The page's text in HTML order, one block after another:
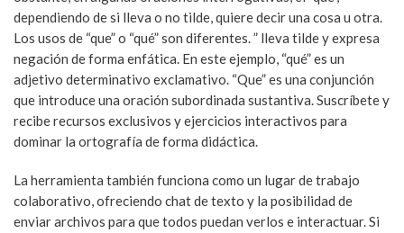
dependiendo de si lleva o no tilde, quiere decir una cosa u otra.
Los usos de “que” o “qué” son diferentes. ” lleva tilde y expresa
negación de forma enfática. En este ejemplo, “qué” es un
adjetivo determinativo exclamativo. “Que” es una conjunción
que introduce una oración subordinada sustantiva. Suscríbete y
recibe recursos exclusivos y ejercicios interactivos para
dominar la ortografía de forma didáctica.
La herramienta también funciona como un lugar de trabajo
colaborativo, ofreciendo chat de texto y la posibilidad de
enviar archivos para que todos puedan verlos e interactuar. Si